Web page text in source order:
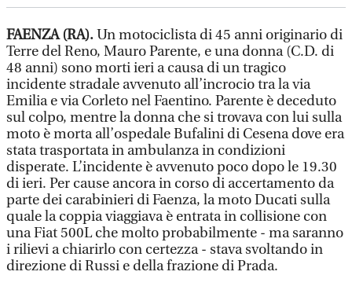
FAENZA (RA).Un motociclista di 45 anni originario di
Terre del Reno, Mauro Parente, e una donna (C.D. di
48 anni) sono morti ieri a causa di un tragico
incidente stradale avvenuto all’incrocio tra la via
Emilia e via Corleto nel Faentino. Parente è deceduto
sul colpo, mentre la donna che si trovava con lui sulla
moto è morta all’ospedale Bufalini di Cesena dove era
stata trasportata in ambulanza in condizioni
disperate. L’incidente è avvenuto poco dopo le 19.30
di ieri. Per cause ancora in corso di accertamento da
parte dei carabinieri di Faenza, la moto Ducati sulla
quale la coppia viaggiava è entrata in collisione con
una Fiat 500L che molto probabilmente - ma saranno
i rilievi a chiarirlo con certezza - stava svoltando in
direzione di Russi e della frazione di Prada.